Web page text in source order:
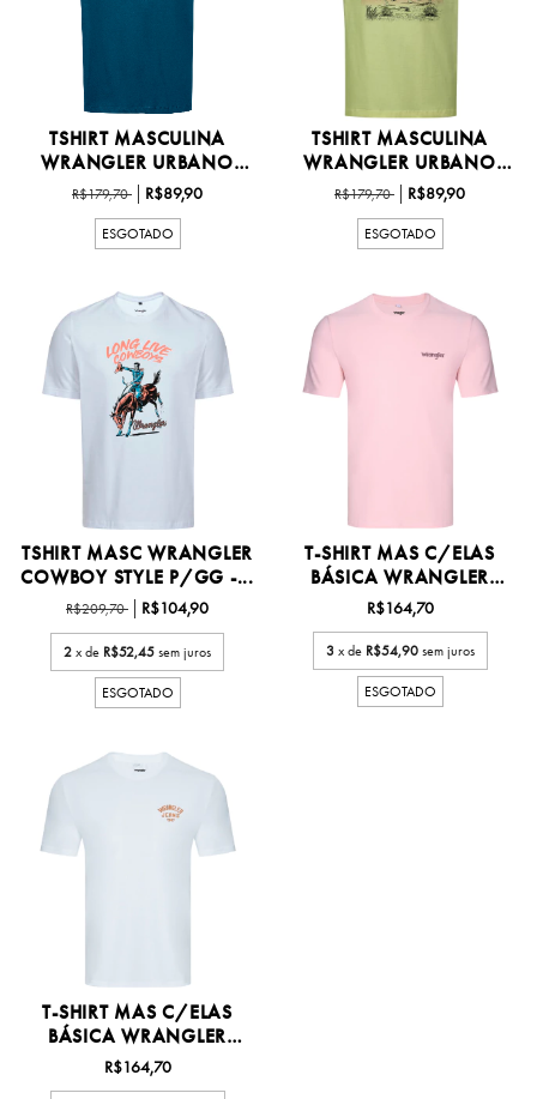
TSHIRT MASCULINA
WRANGLER URBANO
P/GG -...
R$179,70 R$89,90
ESGOTADO
TSHIRT MASCULINA
WRANGLER URBANO
P/GG -...
R$179,70 R$89,90
ESGOTADO
TSHIRT MASC WRANGLER
COWBOY STYLE P/GG -...
R$209,70 R$104,90
2x de R$52,45sem juros
ESGOTADO
T-SHIRT MAS C/ELAS
BÁSICA WRANGLER
P/XG1...
R$164,70
3 x de R$54,90 sem juros
ESGOTADO
T-SHIRT MAS C/ELAS
BÁSICA WRANGLER
P/XG1...
R$164,70